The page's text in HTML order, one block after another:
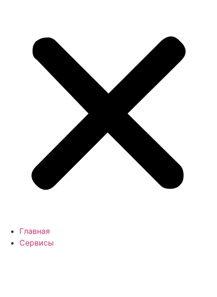
Главная
Сервисы